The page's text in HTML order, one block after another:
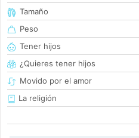
Tamaño
Peso
Tener hijos
¿Quieres tener hijos
Movido por el amor
La religión